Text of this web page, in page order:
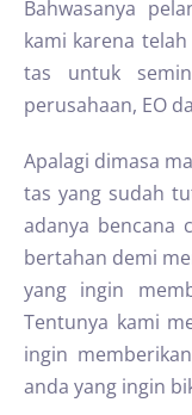
Bahwasanya
kami karena
tas untuk
perusahaan, EO
Apalagi dimasa
tas yang sudah
adanya bencana
bertahan demi
yang ingin
Tentunya kami
ingin
anda yang ingin